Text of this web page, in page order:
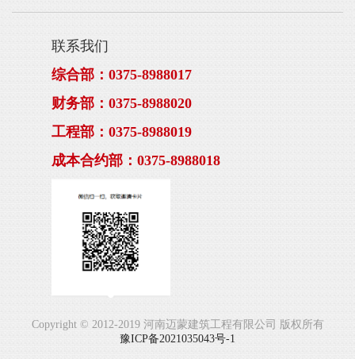
联系我们
综合部：0375-8988017
财务部：0375-8988020
工程部：0375-8988019
成本合约部：0375-8988018
Copyright © 2012-2019 河南迈蒙建筑工程有限公司 版权所有
豫ICP备2021035043号-1